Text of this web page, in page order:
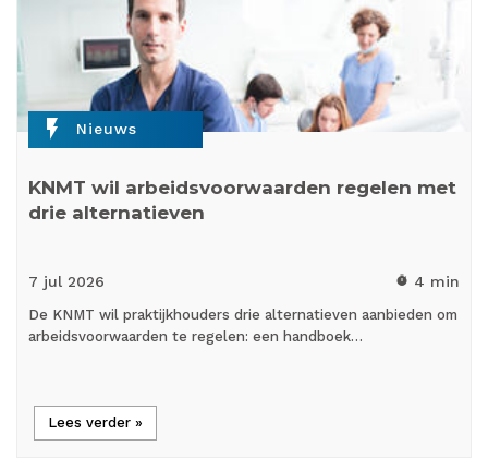
flash_on Nieuws
KNMT wil arbeidsvoorwaarden regelen met
drie alternatieven
7 jul 2026 timer 4 min
De KNMT wil praktijkhouders drie alternatieven aanbieden om
arbeidsvoorwaarden te regelen: een handboek…
Lees verder »